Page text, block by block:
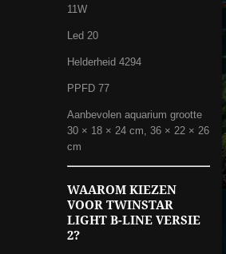
11W
Led 20
Helderheid 4294
PPFD 77
Aanbevolen aquarium grootte
30 × 18 × 24 cm, 36 × 22 × 26
cm
WAAROM KIEZEN
VOOR TWINSTAR
LIGHT B-LINE VERSIE
2?